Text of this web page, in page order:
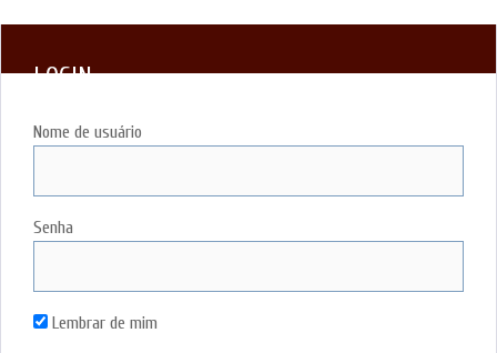
LOGIN
Nome de usuário
Senha
Lembrar de mim